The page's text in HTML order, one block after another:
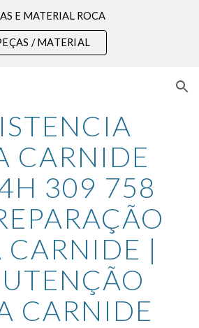
E MATERIAL ROCA
/ MATERIAL
CARNIDE
309 758
CARNIDE |
CARNIDE